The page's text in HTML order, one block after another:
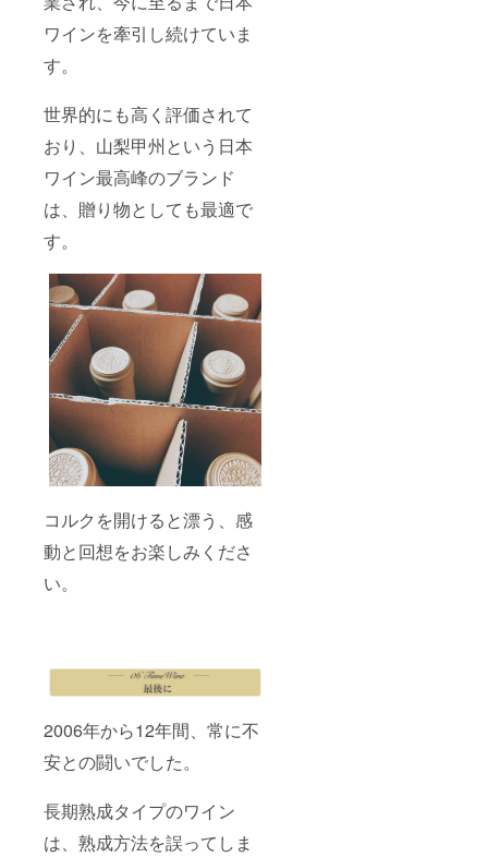
ワインを牽引し続けていま
す。
世界的にも高く評価されて
おり、山梨甲州という日本
ワイン最高峰のブランド
は、贈り物としても最適で
す。
コルクを開けると漂う、感
動と回想をお楽しみくださ
い。
2006年から12年間、常に不
安との闘いでした。
長期熟成タイプのワイン
は、熟成方法を誤ってしま